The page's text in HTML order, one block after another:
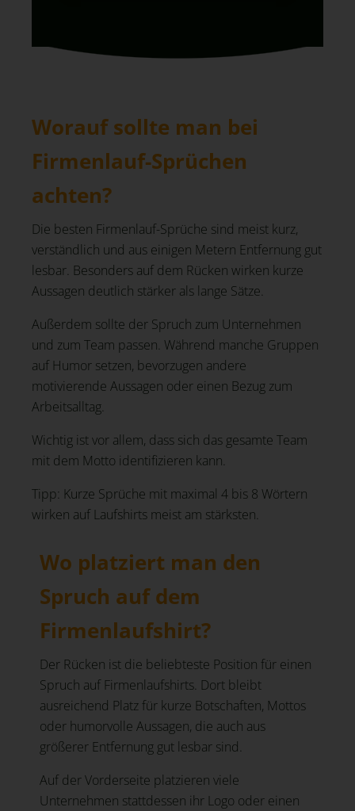
Worauf sollte man bei
Firmenlauf-Sprüchen
achten?
Die besten Firmenlauf-Sprüche sind meist kurz,
verständlich und aus einigen Metern Entfernung gut
lesbar. Besonders auf dem Rücken wirken kurze
Aussagen deutlich stärker als lange Sätze.
Außerdem sollte der Spruch zum Unternehmen
und zum Team passen. Während manche Gruppen
auf Humor setzen, bevorzugen andere
motivierende Aussagen oder einen Bezug zum
Arbeitsalltag.
Wichtig ist vor allem, dass sich das gesamte Team
mit dem Motto identifizieren kann.
Tipp: Kurze Sprüche mit maximal 4 bis 8 Wörtern
wirken auf Laufshirts meist am stärksten.
Wo platziert man den
Spruch auf dem
Firmenlaufshirt?
Der Rücken ist die beliebteste Position für einen
Spruch auf Firmenlaufshirts. Dort bleibt
ausreichend Platz für kurze Botschaften, Mottos
oder humorvolle Aussagen, die auch aus
größerer Entfernung gut lesbar sind.
Auf der Vorderseite platzieren viele
Unternehmen stattdessen ihr Logo oder einen